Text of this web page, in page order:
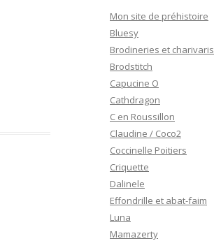
Mon site de préhistoire
Bluesy
Brodineries et charivaris
Brodstitch
Capucine O
Cathdragon
C en Roussillon
Claudine / Coco2
Coccinelle Poitiers
Criquette
Dalinele
Effondrille et abat-faim
Luna
Mamazerty